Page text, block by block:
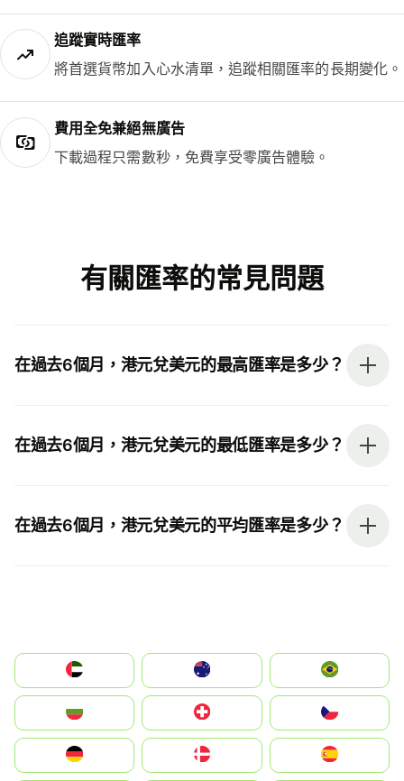
追蹤實時匯率
將首選貨幣加入心水清單，追蹤相關匯率的長期變化。
費用全免兼絕無廣告
下載過程只需數秒，免費享受零廣告體驗。
有關匯率的常見問題
在過去6個月，港元兌美元的最高匯率是多少？
在過去6個月，港元兌美元的最低匯率是多少？
在過去6個月，港元兌美元的平均匯率是多少？
الإمارات العربية المتحدة
Switzerland
Deutschland